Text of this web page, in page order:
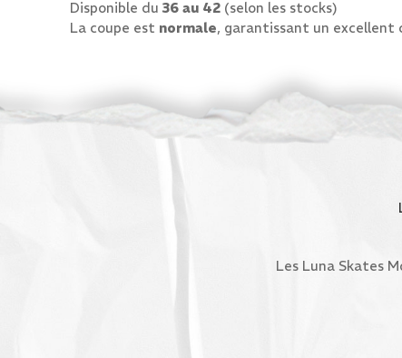
Disponible du 36 au 42 (selon les stocks)
La coupe est normale, garantissant un
Les Luna Skates